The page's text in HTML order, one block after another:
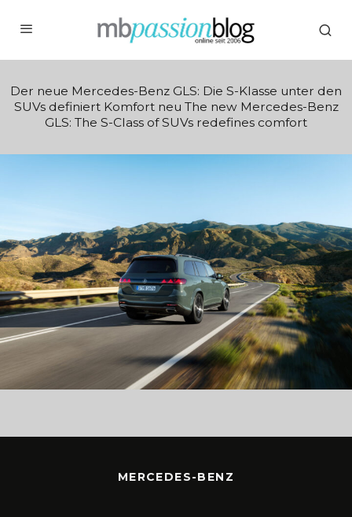
Der neue Mercedes-Benz GLS: Die S-Klasse unter den
SUVs definiert Komfort neu The new Mercedes-Benz
GLS: The S-Class of SUVs redefines comfort
MERCEDES-BENZ